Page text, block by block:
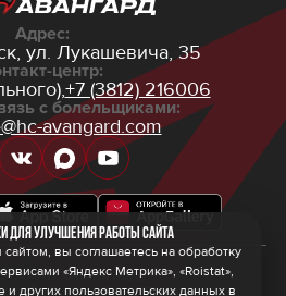
Адрес:
ул. Лукашевича, 35
центр:
+7 (3812) 216006
с болельщиками:
avangard.com
ХК «Авангард»
для улучшения работы сайта
вы соглашаетесь на обработку
«Яндекс Метрика», «Roistat»,
других пользовательских данных в